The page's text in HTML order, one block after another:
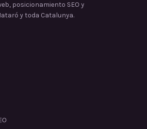
posicionamiento SEO y
y toda Catalunya.